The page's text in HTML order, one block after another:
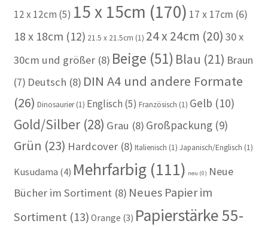
12 x 12cm (5) 15 x 15cm (170) 17 x 17cm (6)
18 x 18cm (12) 21.5 x 21.5cm (1) 24 x 24cm (20) 30 x
30cm und größer(8) Beige (51) Blau (21) Braun
(7) Deutsch (8) DIN A4 und andere Formate
(26) Dinosaurier(1) Englisch (5) Französisch (1) Gelb (10)
Gold/Silber(28) Grau (8) Großpackung(9)
Grün (23) Hardcover(8) Italienisch (1) Japanisch/Englisch (1)
Kusudama (4) Mehrfarbig(111) neu (0) Neue
Bücher im Sortiment (8) Neues Papier im
Sortiment(13) Orange (3) Papierstärke 55-